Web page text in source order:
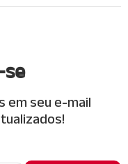
se
em seu e-mail